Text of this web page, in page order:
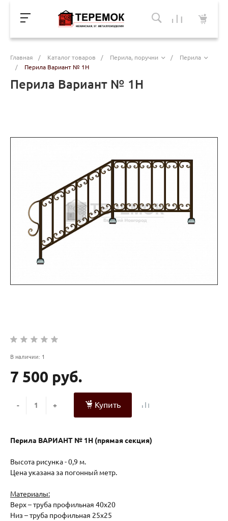
Главная / Каталог товаров / Перила, поручни /
Перила
/
Перила Вариант № 1Н
Перила Вариант № 1Н
В наличии: 1
7 500 руб.
- + Купить
Перила ВАРИАНТ № 1Н (прямая секция)
Высота рисунка - 0,9 м.
Цена указана за погонный метр.
Материалы:
Верх – труба профильная 40х20
Низ – труба профильная 25х25